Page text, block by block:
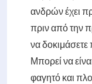
ανδρών έχει
πριν από την
να δοκιμάσετε
Μπορεί να
φαγητό και